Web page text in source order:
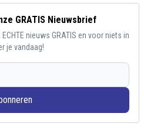
GRATIS Nieuwsbrief
ECHTE nieuws GRATIS en voor niets in
je vandaag!